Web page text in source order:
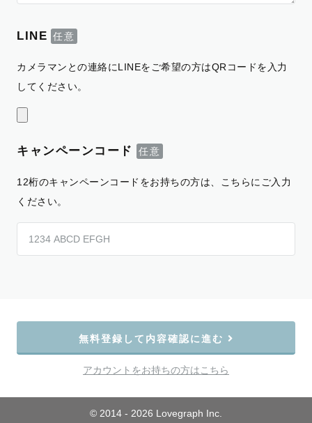
LINE
カメラマンとの連絡にLINEをご希望の方はQRコードを入力
してください。
キャンペーンコード
12桁のキャンペーンコードをお持ちの方は、こちらにご入力
ください。
無料登録して内容確認に進む
アカウントをお持ちの方はこちら
© 2014 - 2026 Lovegraph Inc.